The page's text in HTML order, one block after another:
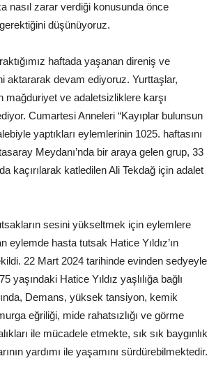
nasıl zarar verdiği konusunda önce
düşünüyoruz.
haftada yaşanan direniş ve
aktararak devam ediyoruz. Yurttaşlar,
mağduriyet ve adaletsizliklere karşı
Cumartesi Anneleri “Kayıplar bulunsun
yaptıkları eylemlerinin 1025. haftasını
Meydanı’nda bir araya gelen grup, 33
kaçırılarak katledilen Ali Tekdağ için adalet
sesini yükseltmek için eylemlere
eylemde hasta tutsak Hatice Yıldız’ın
22 Mart 2024 tarihinde evinden sedyeyle
yaşındaki Hatice Yıldız yaşlılığa bağlı
Demans, yüksek tansiyon, kemik
eğriliği, mide rahatsızlığı ve görme
ile mücadele etmekte, sık sık baygınlık
yardımı ile yaşamını sürdürebilmektedir.